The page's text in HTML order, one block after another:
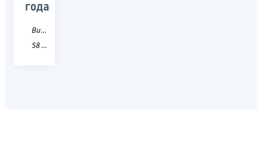
года
Видео
58 Пензенская область